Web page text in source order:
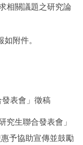
相關議題之研究論
附件。
表會」徵稿
究生聯合發表會」
予協助宣傳並鼓勵